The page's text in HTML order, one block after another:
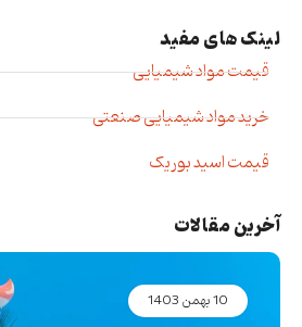
لینک های مفید​
قیمت مواد شیمیایی
خرید مواد شیمیایی صنعتی
قیمت اسید بوریک
آخرین مقالات
10 بهمن 1403